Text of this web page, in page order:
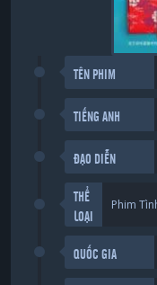
TÊN PHIM
TIẾNG ANH
ĐẠO DIỄN
THỂ
LOẠI
Phim
QUỐC GIA